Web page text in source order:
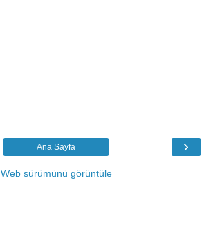
›
Ana Sayfa
Web sürümünü görüntüle